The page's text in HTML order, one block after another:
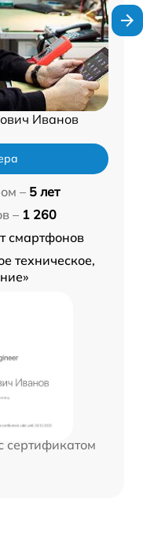
Иванов
– 5 лет
– 1 260
смартфонов
техническое,
сертификатом